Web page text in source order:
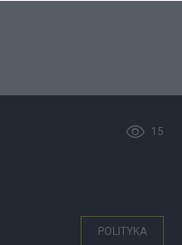
15
POLITYKA